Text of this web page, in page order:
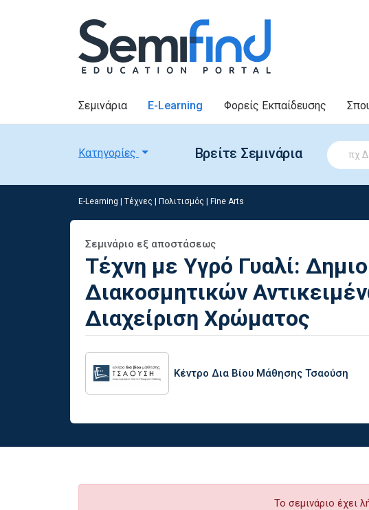
Σεμινάρια E-Learning Φορείς Εκπαίδευσης
Κατηγορίες Βρείτε Σεμινάρια
E-Learning Τέχνες Πολιτισμός | Fine Arts
Σεμινάριο εξ αποστάσεως
Τέχνη με Υγρό Γυαλί:
Διακοσμητικών
Διαχείριση Χρώματος
Κέντρο Δια Βίου Μάθησης Τσαούση
Το σεμινάριο έχει